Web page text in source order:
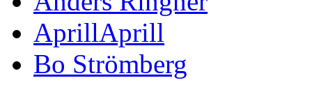
AprillAprill
Bo Strömberg